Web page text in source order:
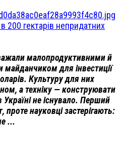
200 гектарів непридатних
малопродуктивними й
для інвестиції
Культуру для них
а техніку — конструювати
не існувало. Перший
науковці застерігають:
...